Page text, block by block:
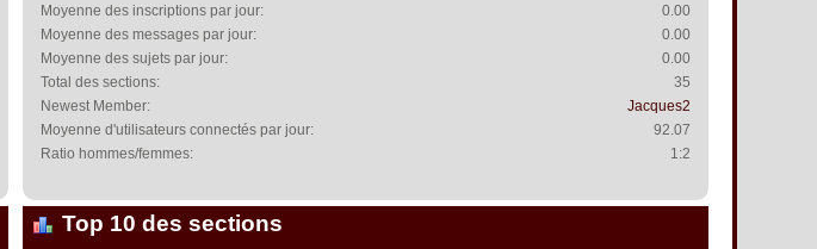
Moyenne des inscriptions par jour:
0.00
Moyenne des messages par jour:
0.00
Moyenne des sujets par jour:
0.00
Total des sections:
35
Newest Member:
Jacques2
Moyenne d'utilisateurs connectés par jour:
92.07
Ratio hommes/femmes:
1:2
Top 10 des sections